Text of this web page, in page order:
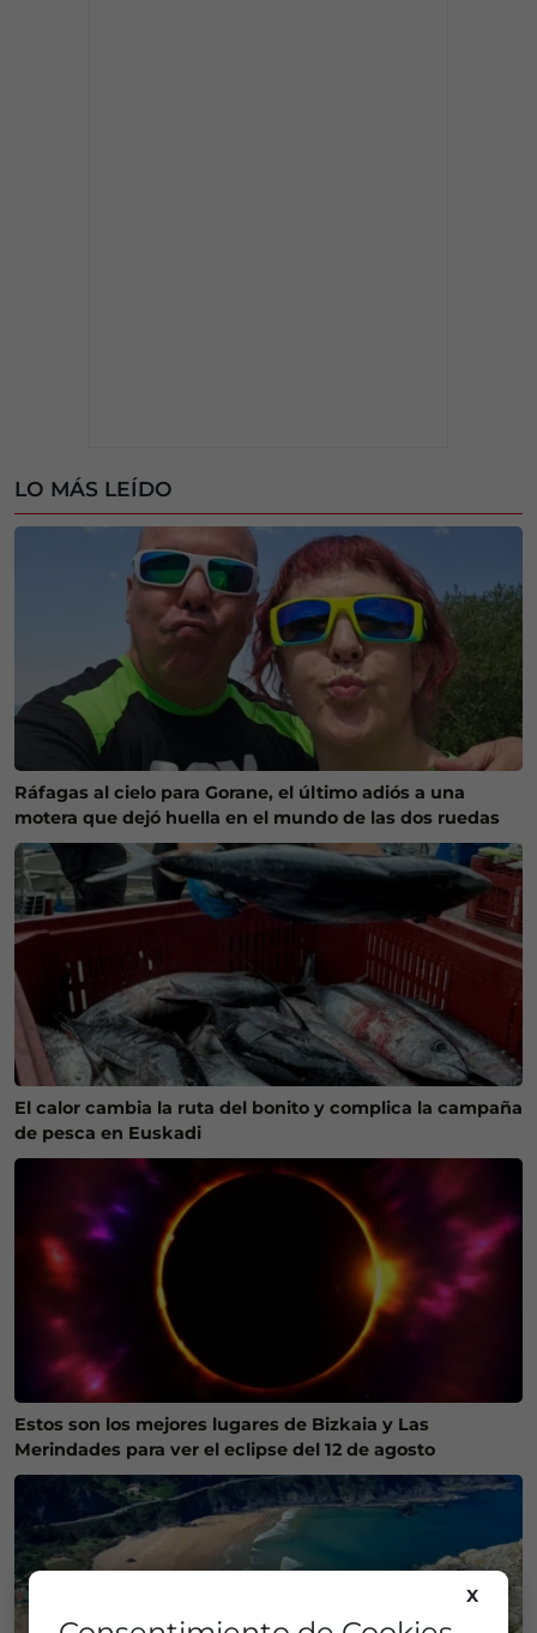
LO MÁS LEÍDO
Ráfagas al cielo para Gorane, el último adiós a una
motera que dejó huella en el mundo de las dos ruedas
El calor cambia la ruta del bonito y complica la campaña
de pesca en Euskadi
Estos son los mejores lugares de Bizkaia y Las
Merindades para ver el eclipse del 12 de agosto
X